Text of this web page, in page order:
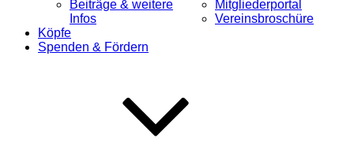
Beiträge & weitere
Infos
Mitgliederportal
Vereinsbroschüre
Köpfe
Spenden & Fördern